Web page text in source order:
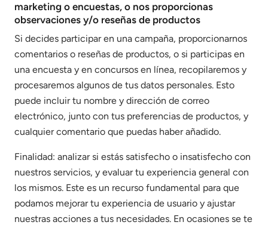
marketing o encuestas, o nos proporcionas
observaciones y/o reseñas de productos
Si decides participar en una campaña, proporcionarnos
comentarios o reseñas de productos, o si participas en
una encuesta y en concursos en línea, recopilaremos y
procesaremos algunos de tus datos personales. Esto
puede incluir tu nombre y dirección de correo
electrónico, junto con tus preferencias de productos, y
cualquier comentario que puedas haber añadido.
Finalidad: analizar si estás satisfecho o insatisfecho con
nuestros servicios, y evaluar tu experiencia general con
los mismos. Este es un recurso fundamental para que
podamos mejorar tu experiencia de usuario y ajustar
nuestras acciones a tus necesidades. En ocasiones se te